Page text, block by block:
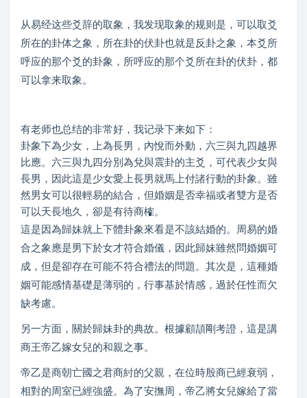
从易经这些爻辞的取象，我发现取象的规则是，可以取爻
所在的卦体之象，所在卦的伏卦也就是反卦之象，本爻所
呼应的那个爻的卦象，所呼应的那个爻所在卦的伏卦，都
可以拿来取象。
有老师也总结的非常好，我记录下来如下：
卦象下為少女，上為長男，內悅而外動，六三與九四越界
比應。六三與九四分別為兌與震卦的主爻，可代表少女與
長男，因此這是少女愛上長男就馬上付諸行動的卦象。雖
然男女可以很輕易的結合，但婚姻是否幸福或者雙方是否
可以天長地久，卻是有待商榷。
這是因為歸妹就上下體卦象來看是不該結婚的。周易的婚
合之象應是男下於女才符合婚儀，因此歸妹雖然問婚姻可
成，但是卻存在可能不符合禮法的問題。其次是，這種婚
姻可能感情基礎是薄弱的，行事基於情感，過於任性而欠
缺考慮。
另一方面，關於歸妹卦的典故。根據顧頡剛考證，這是講
商王帝乙嫁女兒的和親之事。
帝乙是商朝亡國之君商紂的父親，在位時殷商已經衰弱，
相對的周室已經強盛。為了安撫周，帝乙將女兒嫁給了當